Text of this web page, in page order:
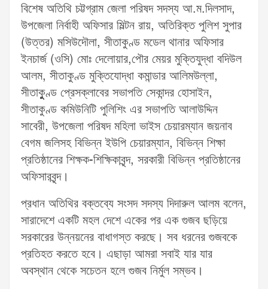
বিশেষ অতিথি চট্টগ্রাম জেলা পরিষদ সদস্য আ.ম.দিলসাদ,
উপজেলা নির্বাহী অফিসার মিল্টন রায়, অতিরিক্ত পুলিশ সুপার
(উত্তর) মসিউদৌলা, সীতাকুণ্ড মডেল থানার অফিসার
ইনচার্জ (ওসি) মোঃ দেলোয়ার,পৌর মেয়র মুক্তিযুদ্ধা বদিউল
আলম, সীতাকুণ্ড মুক্তিযোদ্ধা কমান্ডার আলিমউল্লা,
সীতাকুুুুণ্ড প্রেসক্লাবের সভাপতি সেকান্দর হোসাইন,
সীতাকুণ্ড কমিউনিটি পুলিশিং এর সভাপতি আলাউদ্দিন
সাবেরী, উপজেলা পরিষদ মহিলা ভাইস চেয়ারম্যান জয়নাব
বেগম জলিসহ বিভিন্ন ইউপি চেয়ারম্যান, বিভিন্ন শিক্ষা
প্রতিষ্ঠানের শিক্ষক-শিক্ষিকাবৃন্দ, সরকারী বিভিন্ন প্রতিষ্ঠানের
অফিসারবৃন্দ।
প্রধান অতিথির বক্তব্যে সংসদ সদস্য দিদারুল আলম বলেন,
সারাদেশে একটি মহল দেশে একের পর এক গুজব ছড়িয়ে
সরকারের উন্নয়নের বাধাগস্ত করছে। সব ধরনের গুজবকে
প্রতিহত করতে হবে। এছাড়া আমরা সবাই যার যার
অবস্থান থেকে সচেতন হলে গুজব নির্মুল সম্ভব।